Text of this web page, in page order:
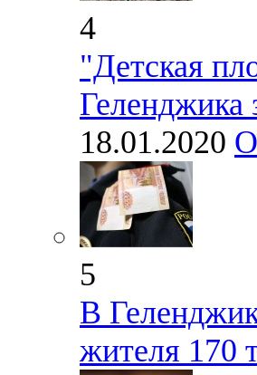
4
"Детская
Геленджика
18.01.2020
5
В
жителя 170